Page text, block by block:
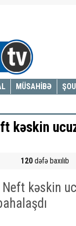
MÜSAHİBƏ
kəskin
120 dəfə baxılıb